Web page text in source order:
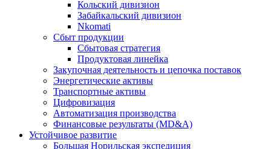
Кольский дивизион
Забайкальский дивизион
Nkomati
Сбыт продукции
Сбытовая стратегия
Продуктовая линейка
Закупочная деятельность и цепочка поставок
Энергетические активы
Транспортные активы
Цифровизация
Автоматизация производства
Финансовые результаты (MD&A)
Устойчивое развитие
Большая Норильская экспедиция